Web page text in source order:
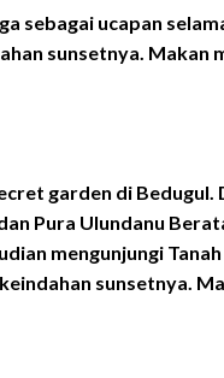
sebagai ucapan
sunsetnya. Makan
garden di Bedugul.
Pura Ulundanu
mengunjungi
sunsetnya.